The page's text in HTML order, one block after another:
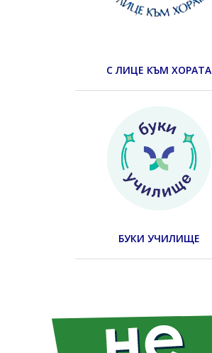
С ЛИЦЕ КЪМ ХОРАТА
БУКИ УЧИЛИЩЕ